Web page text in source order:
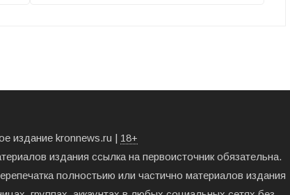
издание kronnews.ru | 18+
издания ссылка на первоисточник обязательна.
полностьию или частично материалов издания